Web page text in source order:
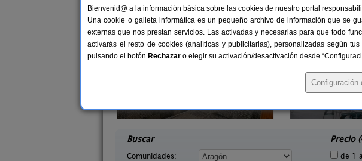
Casas Rurales cerca de Frias de
30 €
Casa
Buscar
Comunidades:
Precio
de 1
Bienvenid@ a la información básica sobre las cookies de nuestro portal
Una cookie o galleta informática es un pequeño archivo de información que se
externas que nos prestan servicios. Las activadas y necesarias para que todo
activarás el resto de cookies (analíticas y publicitarias), personalizadas según
pulsando el botón Rechazar o elegir su activación/desactivación desde